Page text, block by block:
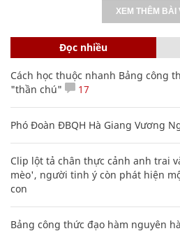
XEM THÊM BÀI
Đọc nhiều
Cách học thuộc nhanh Bảng công
"thần chú"
17
Phó Đoàn ĐBQH Hà Giang Vương
Clip lột tả chân thực cảnh anh trai
mèo', người tinh ý còn phát hiện
con
Bảng công thức đạo hàm nguyên